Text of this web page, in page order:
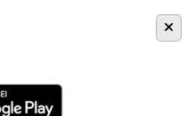
EarFun Prime Day 2026: